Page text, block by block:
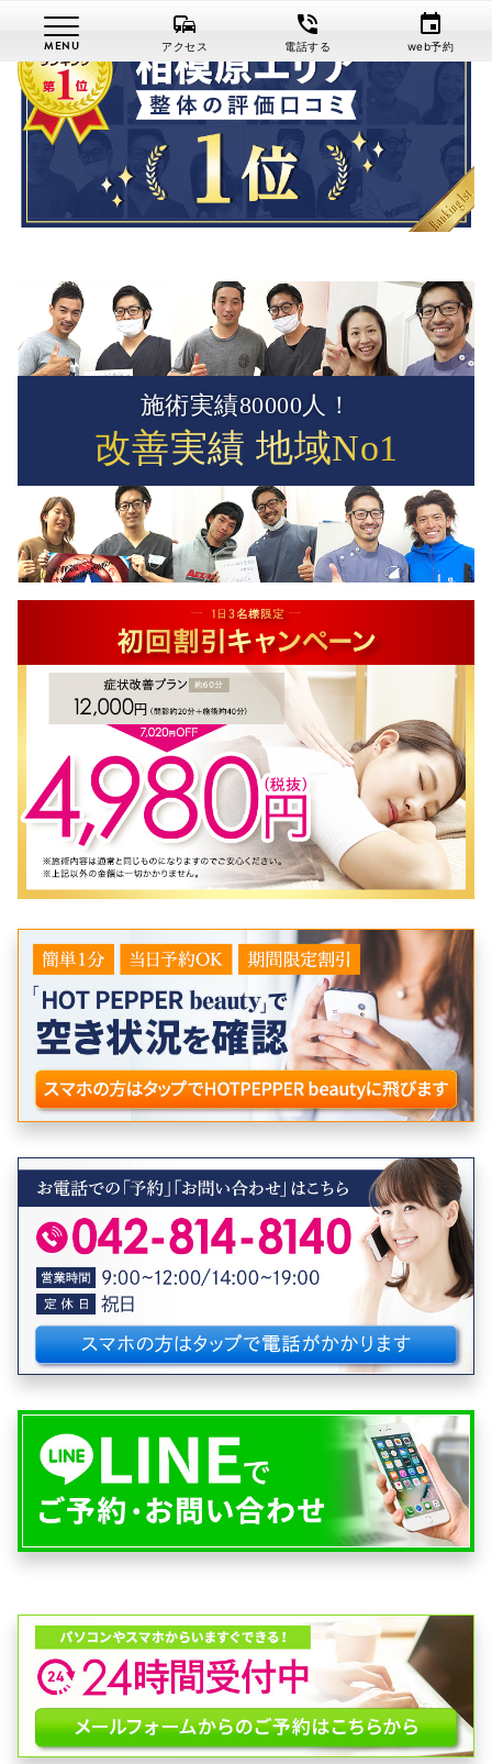
commute
アクセス
phone_in_talk
電話する
event
web予約
施術実績80000人！
改善実績 地域No1